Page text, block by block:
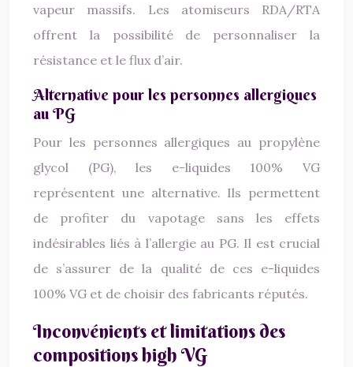
vapeur massifs. Les atomiseurs RDA/RTA
offrent la possibilité de personnaliser la
résistance et le flux d’air.
Alternative pour les personnes allergiques
au PG
Pour les personnes allergiques au propylène
glycol (PG), les e-liquides 100% VG
représentent une alternative. Ils permettent
de profiter du vapotage sans les effets
indésirables liés à l’allergie au PG. Il est crucial
de s’assurer de la qualité de ces e-liquides
100% VG et de choisir des fabricants réputés.
Inconvénients et limitations des
compositions high VG